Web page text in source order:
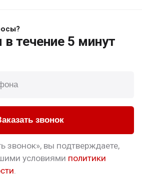
в течение 5 минут
звонок
звонок», вы подтверждаете,
условиями политики